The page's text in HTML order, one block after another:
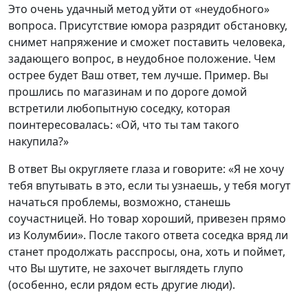
Это очень удачный метод уйти от «неудобного»
вопроса. Присутствие юмора разрядит обстановку,
снимет напряжение и сможет поставить человека,
задающего вопрос, в неудобное положение. Чем
острее будет Ваш ответ, тем лучше. Пример. Вы
прошлись по магазинам и по дороге домой
встретили любопытную соседку, которая
поинтересовалась: «Ой, что ты там такого
накупила?»
В ответ Вы округляете глаза и говорите: «Я не хочу
тебя впутывать в это, если ты узнаешь, у тебя могут
начаться проблемы, возможно, станешь
соучастницей. Но товар хороший, привезен прямо
из Колумбии». После такого ответа соседка вряд ли
станет продолжать расспросы, она, хоть и поймет,
что Вы шутите, не захочет выглядеть глупо
(особенно, если рядом есть другие люди).